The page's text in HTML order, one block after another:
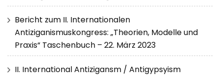
Bericht zum II. Internationalen
Antiziganismuskongress: „Theorien, Modelle und
Praxis“ Taschenbuch – 22. März 2023
II. International Antizigansm / Antigypsyism